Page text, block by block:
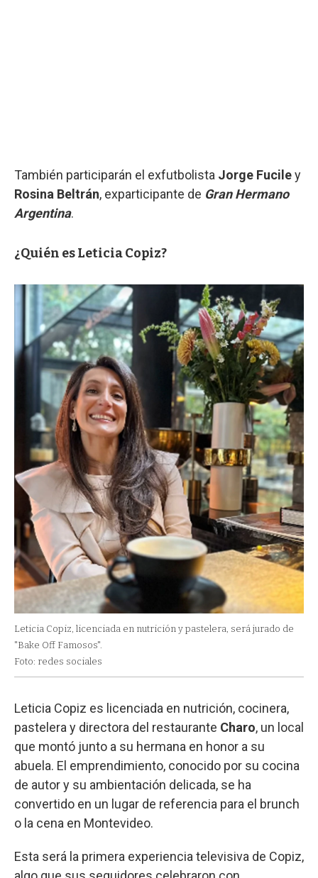
También participarán el exfutbolista Jorge Fuciley
Rosina Beltrán, exparticipante de Gran Hermano
Argentina.
¿Quién es Leticia Copiz?
Leticia Copiz, licenciada en nutrición y pastelera, será jurado de
"Bake Off Famosos".
Foto: redes sociales
Leticia Copiz es licenciada en nutrición, cocinera,
pastelera y directora del restaurante Charo, un local
que montó junto a su hermana en honor a su
abuela. El emprendimiento, conocido por su cocina
de autor y su ambientación delicada, se ha
convertido en un lugar de referencia para el brunch
o la cena en Montevideo.
Esta será la primera experiencia televisiva de Copiz,